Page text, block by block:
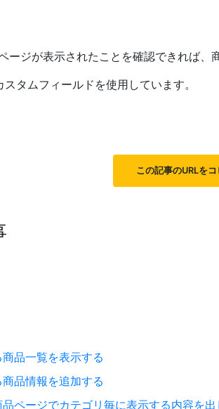
ジが表示されたことを確認できれば、
タムフィールドを使用しています。
この記事のURLをコ
品一覧を表示する
品情報を追加する
ページでカテゴリ毎に表示する内容を出